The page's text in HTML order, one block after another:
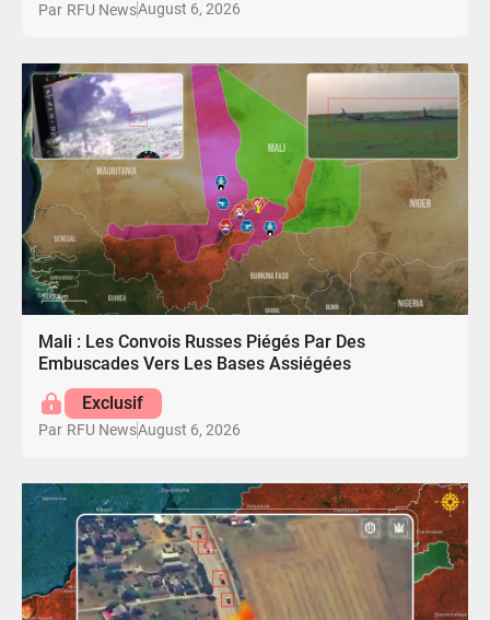
Par RFU NewsAugust 6, 2026
Mali : Les Convois Russes Piégés Par Des
Embuscades Vers Les Bases Assiégées
Exclusif
Par RFU NewsAugust 6, 2026